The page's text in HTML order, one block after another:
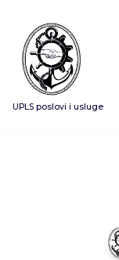
sadržaj
UPLS poslovi i usluge